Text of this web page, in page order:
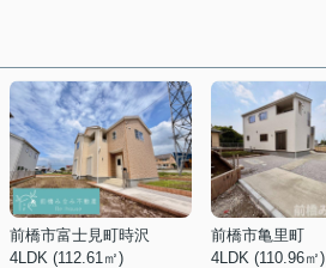
前橋市富士見町時沢
4LDK (112.61㎡)
前橋市亀里町
4LDK (110.96㎡)